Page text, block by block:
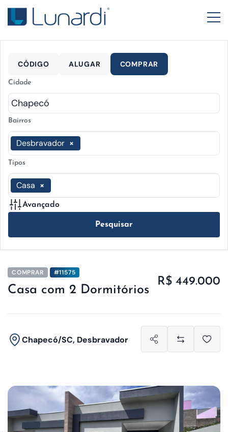
CÓDIGO ALUGAR COMPRAR
Cidade
Bairros
×
Desbravador
Tipos
×
Casa
Avançado
Pesquisar
COMPRAR #11575
Casa com 2 Dormitórios
R$ 449.000
Chapecó/SC, Desbravador